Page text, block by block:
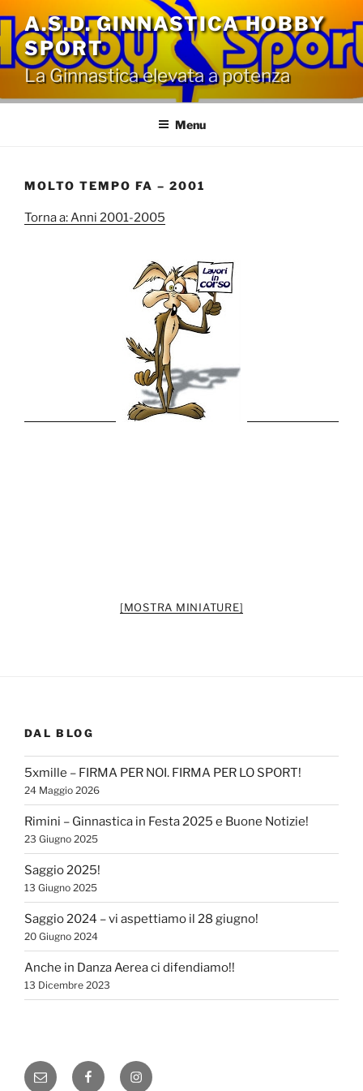
contenuto
A.S.D. GINNASTICA HOBBY
SPORT
La Ginnastica elevata a potenza
Menu
MOLTO TEMPO FA – 2001
Torna a: Anni 2001-2005
[MOSTRA MINIATURE]
DAL BLOG
5xmille – FIRMA PER NOI. FIRMA PER LO SPORT!
24 Maggio 2026
Rimini – Ginnastica in Festa 2025 e Buone Notizie!
23 Giugno 2025
Saggio 2025!
13 Giugno 2025
Saggio 2024 – vi aspettiamo il 28 giugno!
20 Giugno 2024
Anche in Danza Aerea ci difendiamo!!
13 Dicembre 2023
Email FacebookInstagram